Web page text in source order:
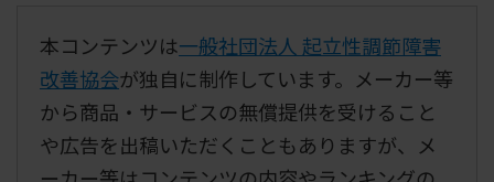
本コンテンツは一般社団法人 起立性調節障害
改善協会が独自に制作しています。メーカー等
から商品・サービスの無償提供を受けること
や広告を出稿いただくこともありますが、メ